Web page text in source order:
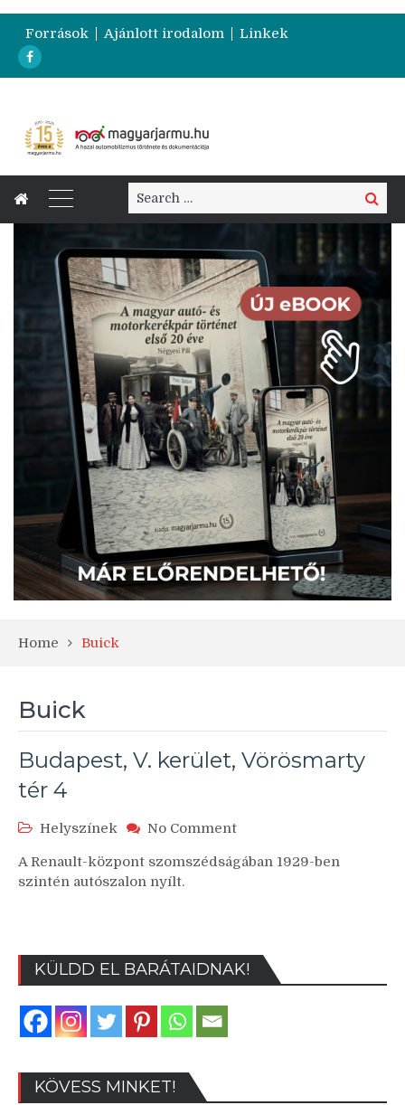
Források Ajánlott irodalom Linkek
Search
for:
Search
Home Buick
Buick
Budapest, V. kerület, Vörösmarty
tér 4
Helyszínek No Commenton
V.
A Renault-központ szomszédságában 1929-ben
szintén autószalon nyílt.
KÜLDD EL BARÁTAIDNAK!
KÖVESS MINKET!